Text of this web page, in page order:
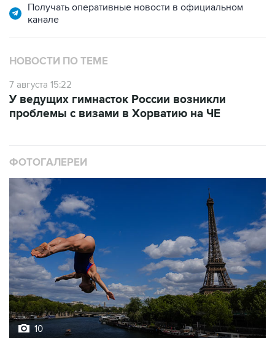
НОВОСТИ ПО ТЕМЕ
7 августа 15:22
проблемы с визами в Хорватию на ЧЕ
10
Лучшие фото недели